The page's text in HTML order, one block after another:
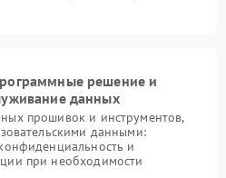
решение и
данных
прошивок и инструментов,
данными:
и
при необходимости